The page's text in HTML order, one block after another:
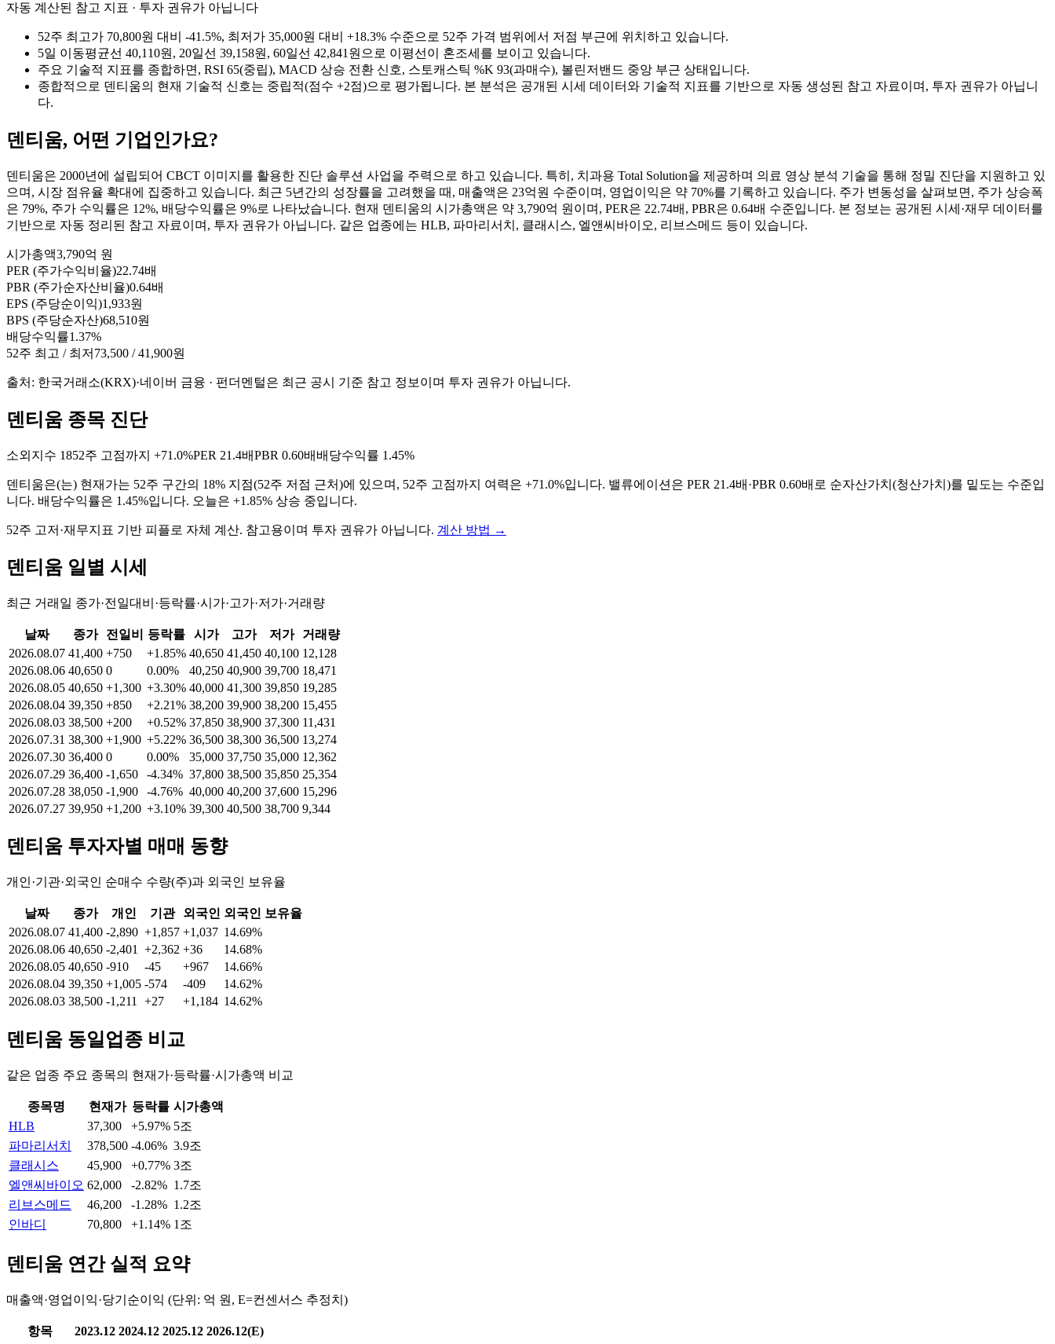
자동 계산된 참고 지표 · 투자 권유가 아닙니다
52주 최고가 70,800원 대비 -41.5%, 최저가 35,000원 대비 +18.3% 수준으로 52주 가격 범위에서 저점 부근에 위치하고 있습니다.
5일 이동평균선 40,110원, 20일선 39,158원, 60일선 42,841원으로 이평선이 혼조세를 보이고 있습니다.
주요 기술적 지표를 종합하면, RSI 65(중립), MACD 상승 전환 신호, 스토캐스틱 %K 93(과매수), 볼린저밴드 중앙 부근 상태입니다.
종합적으로 덴티움의 현재 기술적 신호는 중립적(점수 +2점)으로 평가됩니다. 본 분석은 공개된 시세 데이터와 기술적 지표를 기반으로 자동 생성된 참고 자료이며, 투자 권유가 아닙니
다.
덴티움, 어떤 기업인가요?
덴티움은 2000년에 설립되어 CBCT 이미지를 활용한 진단 솔루션 사업을 주력으로 하고 있습니다. 특히, 치과용 Total Solution을 제공하며 의료 영상 분석 기술을 통해 정밀 진단을 지원하고 있
으며, 시장 점유율 확대에 집중하고 있습니다. 최근 5년간의 성장률을 고려했을 때, 매출액은 23억원 수준이며, 영업이익은 약 70%를 기록하고 있습니다. 주가 변동성을 살펴보면, 주가 상승폭
은 79%, 주가 수익률은 12%, 배당수익률은 9%로 나타났습니다. 현재 덴티움의 시가총액은 약 3,790억 원이며, PER은 22.74배, PBR은 0.64배 수준입니다. 본 정보는 공개된 시세·재무 데이터를
기반으로 자동 정리된 참고 자료이며, 투자 권유가 아닙니다. 같은 업종에는 HLB, 파마리서치, 클래시스, 엘앤씨바이오, 리브스메드 등이 있습니다.
시가총액3,790억 원
PER (주가수익비율)22.74배
PBR (주가순자산비율)0.64배
EPS (주당순이익)1,933원
BPS (주당순자산)68,510원
배당수익률1.37%
52주 최고 / 최저 73,500 / 41,900원
출처: 한국거래소(KRX)·네이버 금융 · 펀더멘털은 최근 공시 기준 참고 정보이며 투자 권유가 아닙니다.
덴티움 종목 진단
소외지수 1852주 고점까지 +71.0%PER 21.4배PBR 0.60배 배당수익률 1.45%
덴티움은(는) 현재가는 52주 구간의 18% 지점(52주 저점 근처)에 있으며, 52주 고점까지 여력은 +71.0%입니다. 밸류에이션은 PER 21.4배·PBR 0.60배로 순자산가치(청산가치)를 밑도는 수준입
니다. 배당수익률은 1.45%입니다. 오늘은 +1.85% 상승 중입니다.
52주 고저·재무지표 기반 피플로 자체 계산. 참고용이며 투자 권유가 아닙니다. 계산 방법 →
덴티움 일별 시세
최근 거래일 종가·전일대비·등락률·시가·고가·저가·거래량
날짜 종가 전일비 등락률 시가 고가 저가
거래량
2026.08.07 41,400 +750 +1.85% 40,650 41,450 40,100 12,128
2026.08.06 40,650 0 0.00% 40,250 40,900 39,700 18,471
2026.08.05 40,650 +1,300 +3.30% 40,000 41,300 39,850 19,285
2026.08.04 39,350 +850 +2.21% 38,200 39,900 38,200 15,455
2026.08.03 38,500 +200 +0.52% 37,850 38,900 37,300 11,431
2026.07.31 38,300 +1,900 +5.22% 36,500 38,300 36,500 13,274
2026.07.30 36,400 0 0.00% 35,000 37,750 35,000 12,362
2026.07.29 36,400 -1,650 -4.34% 37,800 38,500 35,850 25,354
2026.07.28 38,050 -1,900 -4.76% 40,000 40,200 37,600 15,296
2026.07.27 39,950 +1,200 +3.10% 39,300 40,500 38,700 9,344
덴티움 투자자별 매매 동향
개인·기관·외국인 순매수 수량(주)과 외국인 보유율
날짜 종가 개인 기관 외국인 외국인 보유율
2026.08.07 41,400 -2,890 +1,857 +1,037 14.69%
2026.08.06 40,650 -2,401 +2,362 +36
14.68%
2026.08.05 40,650 -910 -45 +967
14.66%
2026.08.04 39,350 +1,005 -574 -409
14.62%
2026.08.03 38,500 -1,211 +27 +1,184 14.62%
덴티움 동일업종 비교
같은 업종 주요 종목의 현재가·등락률·시가총액 비교
종목명 현재가 등락률 시가총액
HLB
37,300 +5.97% 5조
파마리서치
378,500 -4.06% 3.9조
클래시스
45,900 +0.77% 3조
엘앤씨바이오 62,000 -2.82% 1.7조
리브스메드
46,200 -1.28% 1.2조
인바디
70,800 +1.14% 1조
덴티움 연간 실적 요약
매출액·영업이익·당기순이익 (단위: 억 원, E=컨센서스 추정치)
항목 2023.12 2024.12 2025.12 2026.12(E)